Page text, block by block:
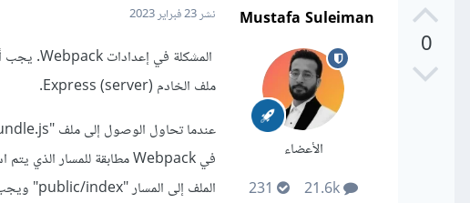
0
Mustafa Suleiman
الأعضاء
نشر23 فبراير 2023
ملف الخادم (server) Express.
الملف إلى المسار "public/index" ويجب أن يتم الوصول إليه عبر المسار "/public/index/index_bundle.js".